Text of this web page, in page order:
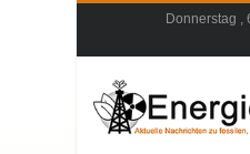
Donnerstag ,